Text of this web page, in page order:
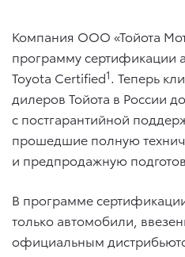
Компания ООО «Тойота
программу сертификации
Toyota Certified1. Теперь
дилеров Тойота в России
с постгарантийной
прошедшие полную
и предпродажную
В программе
только автомобили,
официальным